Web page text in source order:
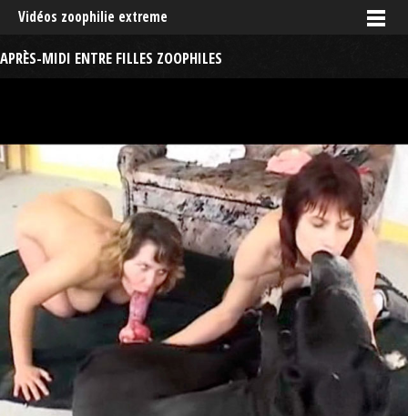
Vidéos zoophilie extreme
APRÈS-MIDI ENTRE FILLES ZOOPHILES